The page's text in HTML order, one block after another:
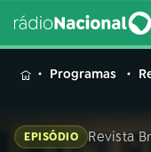
MENUProgramas
EPISÓDIO Revista